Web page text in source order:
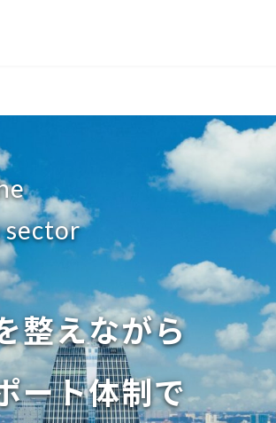
整えながら
ート体制で